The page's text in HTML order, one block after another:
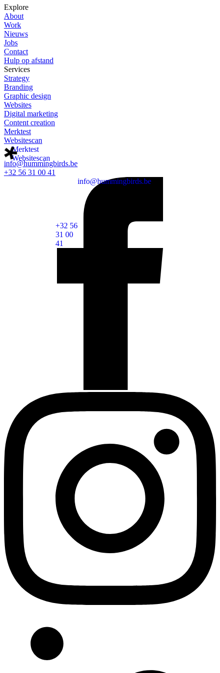
Explore
About
Work
Nieuws
Jobs
Contact
Hulp op afstand
Services
Strategy
Branding
Graphic design
Websites
Digital marketing
Content creation
Merktest
Merktest
Websitescan
Websitescan
info@hummingbirds.be
info@hummingbirds.be
+32 56 31 00 41
+32 56
31 00
41